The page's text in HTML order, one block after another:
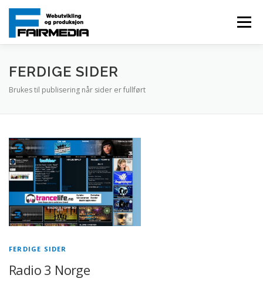
innhold
Meny
HOVEDSIDE TJENESTER
FERDIGE SIDER
Brukes til publisering når sider er fullført
FERDIGE SIDER
Radio 3 Norge